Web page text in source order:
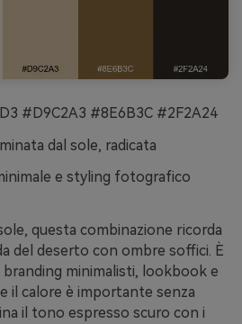
#D9C2A3 #8E6B3C #2F2A24
dal sole, radicata
e styling fotografico
questa combinazione ricorda
del deserto con ombre soffici. È
minimalisti, lookbook e
il calore è importante senza
il tono espresso scuro con i